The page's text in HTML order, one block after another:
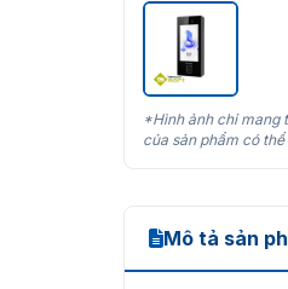
*Hình ảnh chỉ mang
của sản phẩm có
Mô tả sản